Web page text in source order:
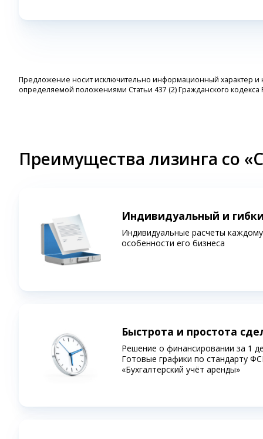
Предложение носит исключительно информационный характер и
определяемой положениями Статьи 437 (2) Гражданского
Преимущества лизинга со
Индивидуальный и
Индивидуальные расчеты
особенности его бизнеса
Быстрота и простота
Решение о финансировании за 1
Готовые графики по стандарту
«Бухгалтерский учёт аренды»